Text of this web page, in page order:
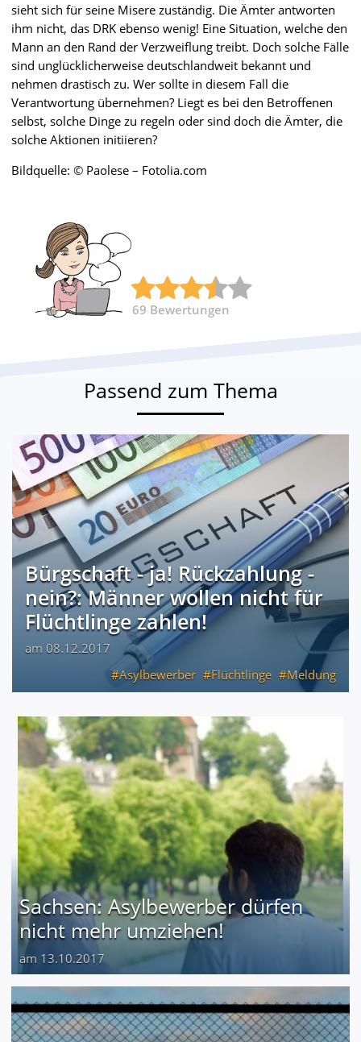
sieht sich für seine Misere zuständig. Die Ämter antworten
ihm nicht, das DRK ebenso wenig! Eine Situation, welche den
Mann an den Rand der Verzweiflung treibt. Doch solche Fälle
sind unglücklicherweise deutschlandweit bekannt und
nehmen drastisch zu. Wer sollte in diesem Fall die
Verantwortung übernehmen? Liegt es bei den Betroffenen
selbst, solche Dinge zu regeln oder sind doch die Ämter, die
solche Aktionen initiieren?
Bildquelle: © Paolese – Fotolia.com
69 Bewertungen
Passend zum Thema
Bürgschaft - ja! Rückzahlung -
nein?: Männer wollen nicht für
Flüchtlinge zahlen!
am 08.12.2017
Asylbewerber
Flüchtlinge Meldung
Sachsen: Asylbewerber dürfen
nicht mehr umziehen!
am 13.10.2017